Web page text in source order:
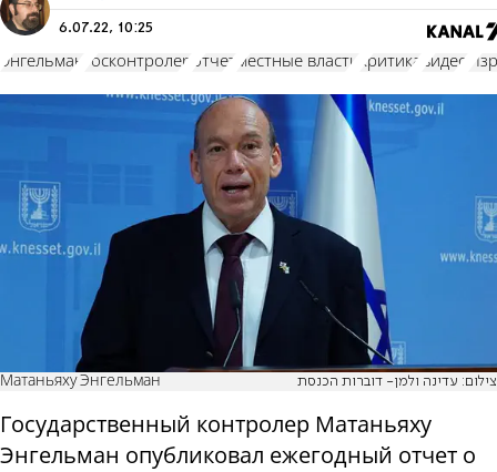
6.07.22, 10:25
Энгельман госконтролер отчет местные власти критика видео
Матаньяху Энгельман צילום: עדינה ולמן- דוברות הכנסת
Государственный контролер Матаньяху
Энгельман опубликовал ежегодный отчет о